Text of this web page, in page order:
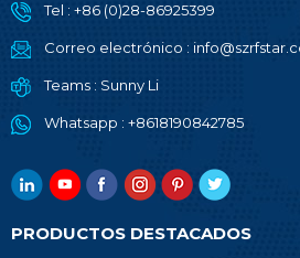
Tel : +86 (0)28-86925399
Correo electrónico :
Teams : Sunny Li
Whatsapp : +8618190842785
PRODUCTOS DESTACADOS